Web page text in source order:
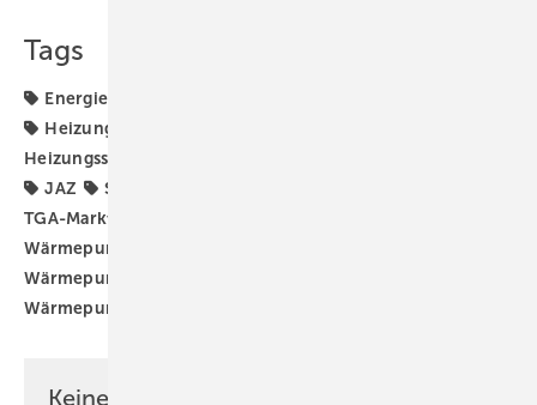
Tags
Energiepreise
Heizungsaustausch
Heizungssanierung
JAZ
Strom-/Gaspreisverhältnis
TGA-Marktdaten
Wärmepumpe
Wärmepumpen-Rollout
Wärmepumpenhochlauf
Keine Zeit? Kein Problem mit dem